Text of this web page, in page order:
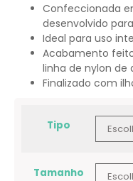
Confeccionada
desenvolvido
Ideal para uso
Acabamento
linha de nylon de
Finalizado com
Tipo
Tamanho